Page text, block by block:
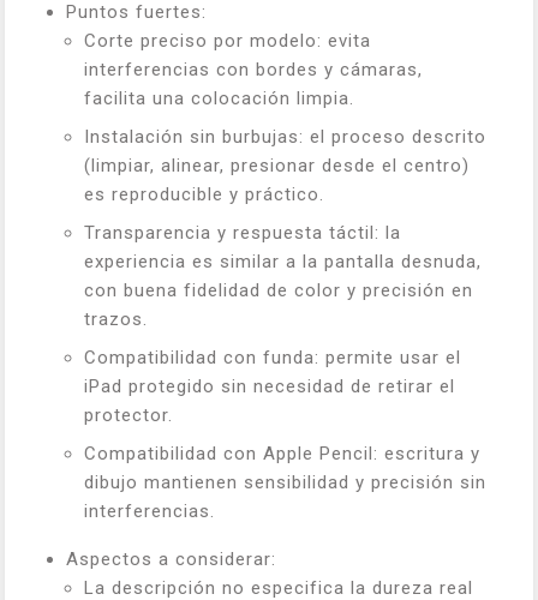
Puntos fuertes:
Corte preciso por modelo: evita
interferencias con bordes y cámaras,
facilita una colocación limpia.
Instalación sin burbujas: el proceso descrito
(limpiar, alinear, presionar desde el centro)
es reproducible y práctico.
Transparencia y respuesta táctil: la
experiencia es similar a la pantalla desnuda,
con buena fidelidad de color y precisión en
trazos.
Compatibilidad con funda: permite usar el
iPad protegido sin necesidad de retirar el
protector.
Compatibilidad con Apple Pencil: escritura y
dibujo mantienen sensibilidad y precisión sin
interferencias.
Aspectos a considerar:
La descripción no especifica la dureza real